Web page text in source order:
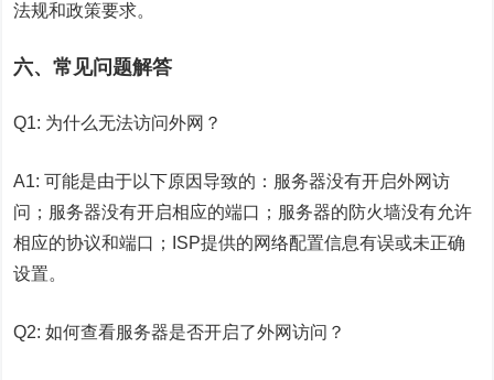
法规和政策要求。
六、常见问题解答
Q1: 为什么无法访问外网？
A1: 可能是由于以下原因导致的：服务器没有开启外网访
问；服务器没有开启相应的端口；服务器的防火墙没有允许
相应的协议和端口；ISP提供的网络配置信息有误或未正确
设置。
Q2: 如何查看服务器是否开启了外网访问？